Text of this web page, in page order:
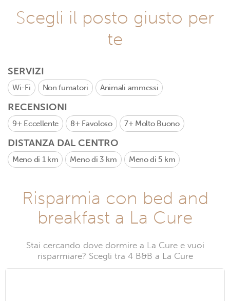
Scegli il posto giusto per
te
SERVIZI
Wi-Fi Non fumatori Animali ammessi
RECENSIONI
9+ Eccellente 8+ Favoloso 7+ Molto Buono
DISTANZA DAL CENTRO
Meno di 1 km Meno di 3 km Meno di 5 km
Risparmia con bed and
breakfast a La Cure
Stai cercando dove dormire a La Cure e vuoi
risparmiare? Scegli tra 4 B&B a La Cure